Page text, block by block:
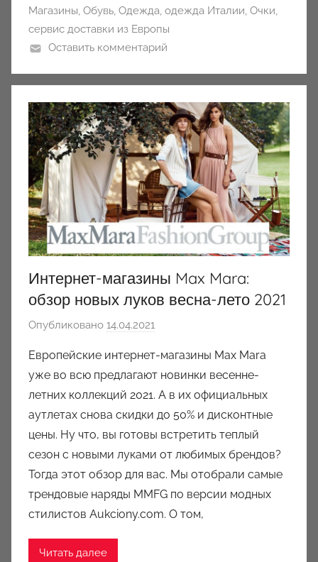
Магазины, Обувь, Одежда, одежда Италии, Очки,
сервис доставки из Европы
Оставить комментарий
Интернет-магазины Max Mara:
обзор новых луков весна-лето 2021
Опубликовано 14.04.2021
о
р
о
м
a
u
k
c
Европейские интернет-магазины Max Mara
уже во всю предлагают новинки весенне-
летних коллекций 2021. А в их официальных
аутлетах снова скидки до 50% и дисконтные
цены. Ну что, вы готовы встретить теплый
сезон с новыми луками от любимых брендов?
Тогда этот обзор для вас. Мы отобрали самые
трендовые наряды MMFG по версии модных
стилистов Aukciony.com. О том,
Читать далее